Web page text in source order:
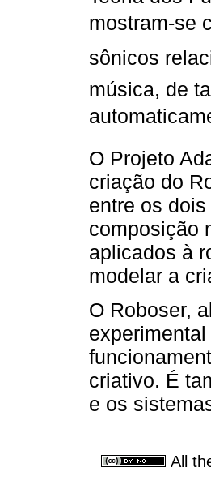
mostram-se
sônicos
música, de
O Projeto
criação do
entre os
composição
aplicados à
modelar a
O Roboser,
criativo. É
e os
All